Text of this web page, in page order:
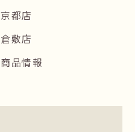
京都店
倉敷店
商品情報